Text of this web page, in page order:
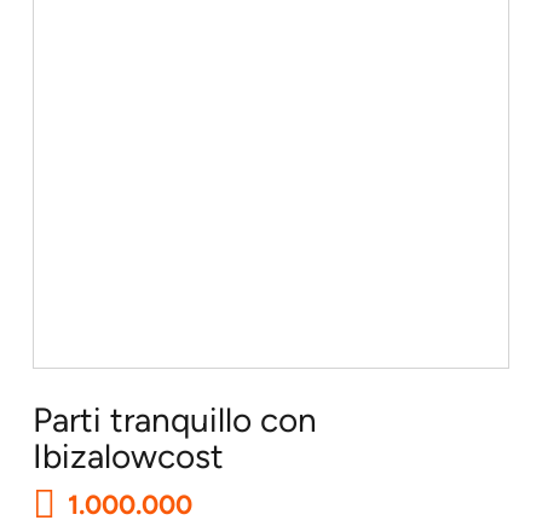
Parti tranquillo con
Ibizalowcost
1.000.000